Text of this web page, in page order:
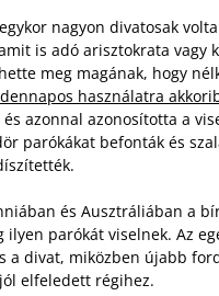
nagyon divatosak
is adó arisztokrata vagy
meg magának, hogy
használatra
azonnal azonosította a
parókákat befonták és
és Ausztráliában a
ilyen parókát viselnek. Az
a divat, miközben újabb
elfeledett régihez.